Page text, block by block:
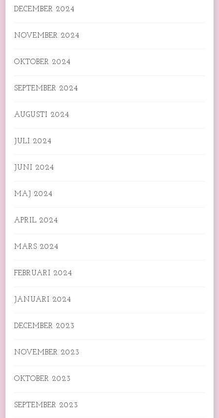
DECEMBER 2024
NOVEMBER 2024
OKTOBER 2024
SEPTEMBER 2024
AUGUSTI 2024
JULI 2024
JUNI 2024
MAJ 2024
APRIL 2024
MARS 2024
FEBRUARI 2024
JANUARI 2024
DECEMBER 2023
NOVEMBER 2023
OKTOBER 2023
SEPTEMBER 2023